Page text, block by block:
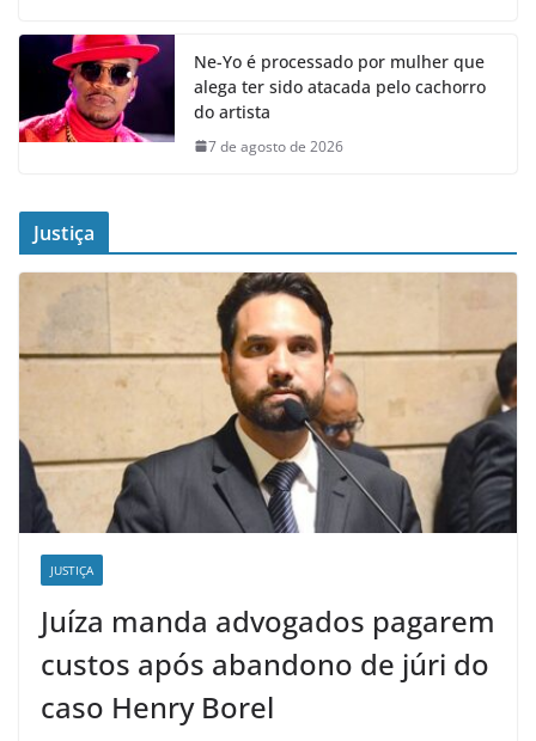
Ne-Yo é processado por mulher que
alega ter sido atacada pelo cachorro
do artista
7 de agosto de 2026
Justiça
JUSTIÇA
Juíza manda advogados pagarem
custos após abandono de júri do
caso Henry Borel